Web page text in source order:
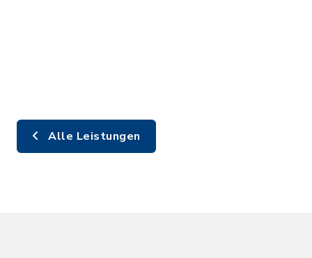
Alle Leistungen